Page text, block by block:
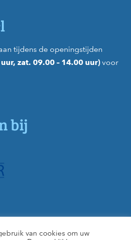
tijdens de openingstijden
zat. 09.00 – 14.00 uur) voor
bij
van cookies om uw